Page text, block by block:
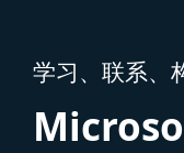
学习、联系、